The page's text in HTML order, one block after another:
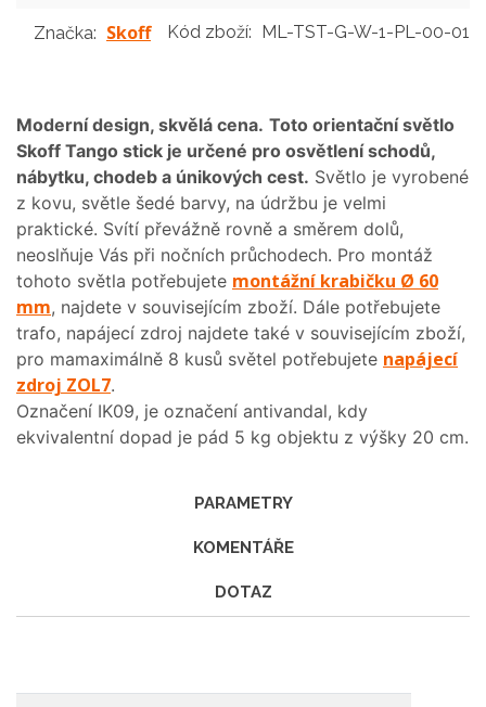
Značka: Skoff Kód zboží: ML-TST-G-W-1-PL-00-01
Moderní design, skvělá cena. Toto orientační světlo
Skoff Tango stick je určené pro osvětlení schodů,
nábytku, chodeb a únikových cest. Světlo je vyrobené
z kovu, světle šedé barvy, na údržbu je velmi
praktické. Svítí převážně rovně a směrem dolů,
neoslňuje Vás při nočních průchodech. Pro montáž
tohoto světla potřebujete montážní krabičku Ø 60
mm, najdete v souvisejícím zboží. Dále potřebujete
trafo, napájecí zdroj najdete také v souvisejícím zboží,
pro mamaximálně 8 kusů světel potřebujete napájecí
zdroj ZOL7.
Označení IK09, je označení antivandal, kdy
ekvivalentní dopad je pád 5 kg objektu z výšky 20 cm.
PARAMETRY
KOMENTÁŘE
DOTAZ